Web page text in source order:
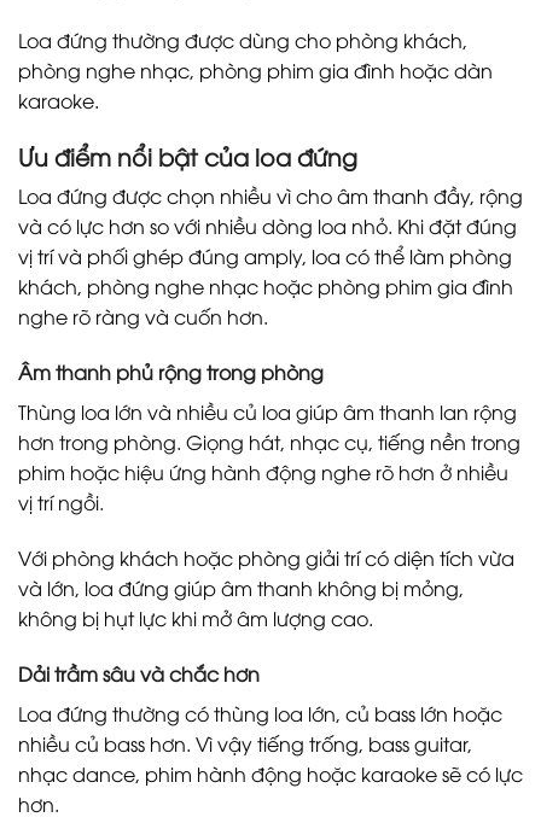
Loa đứng thường được dùng cho phòng khách,
phòng nghe nhạc, phòng phim gia đình hoặc dàn
karaoke.
Ưu điểm nổi bật của loa đứng
Loa đứng được chọn nhiều vì cho âm thanh đầy, rộng
và có lực hơn so với nhiều dòng loa nhỏ. Khi đặt đúng
vị trí và phối ghép đúng amply, loa có thể làm phòng
khách, phòng nghe nhạc hoặc phòng phim gia đình
nghe rõ ràng và cuốn hơn.
Âm thanh phủ rộng trong phòng
Thùng loa lớn và nhiều củ loa giúp âm thanh lan rộng
hơn trong phòng. Giọng hát, nhạc cụ, tiếng nền trong
phim hoặc hiệu ứng hành động nghe rõ hơn ở nhiều
vị trí ngồi.
Với phòng khách hoặc phòng giải trí có diện tích vừa
và lớn, loa đứng giúp âm thanh không bị mỏng,
không bị hụt lực khi mở âm lượng cao.
Dải trầm sâu và chắc hơn
Loa đứng thường có thùng loa lớn, củ bass lớn hoặc
nhiều củ bass hơn. Vì vậy tiếng trống, bass guitar,
nhạc dance, phim hành động hoặc karaoke sẽ có lực
hơn.